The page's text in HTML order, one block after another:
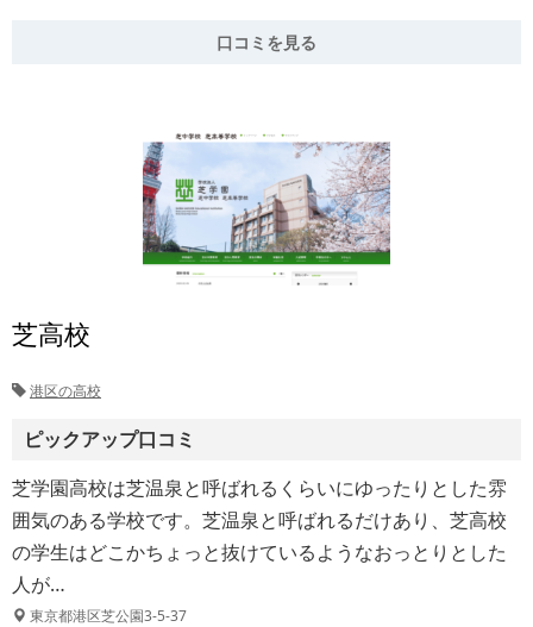
口コミを見る
芝高校
港区の高校
ピックアップ口コミ
芝学園高校は芝温泉と呼ばれるくらいにゆったりとした雰
囲気のある学校です。芝温泉と呼ばれるだけあり、芝高校
の学生はどこかちょっと抜けているようなおっとりとした
人が…
東京都港区芝公園3-5-37